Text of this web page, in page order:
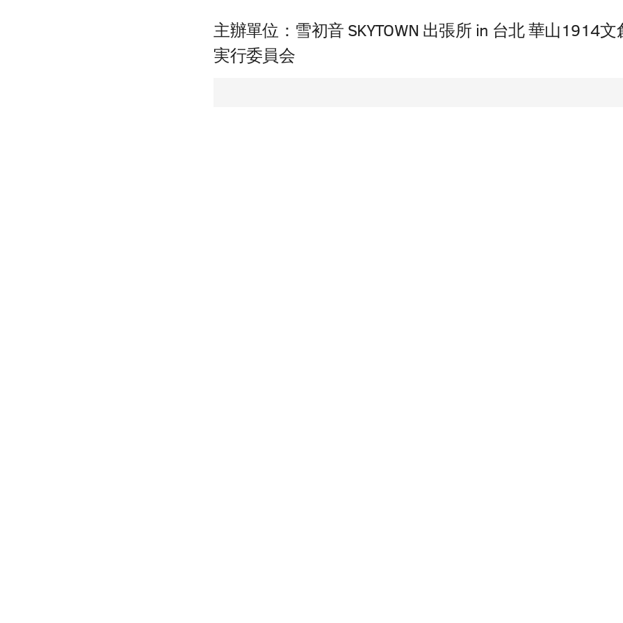
主辦單位：雪初音 SKYTOWN 出張所 in 台北 華山1914文
実行委員会